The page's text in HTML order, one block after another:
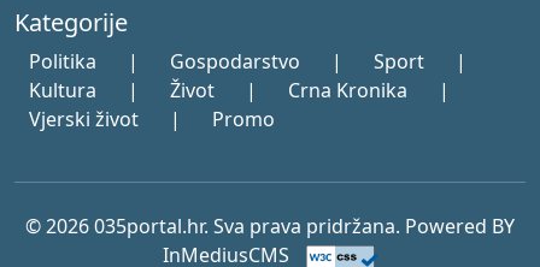
Kategorije
Politika | Gospodarstvo | Sport
|
Kultura
| Život | Crna Kronika
|
Vjerski život
| Promo
© 2026 035portal.hr. Sva prava pridržana. Powered BY
InMediusCMS